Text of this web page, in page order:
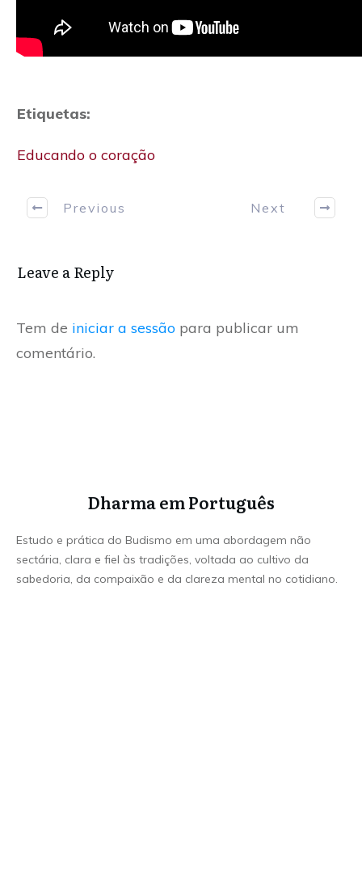
Etiquetas:
Educando o coração
Previous Next
Leave a Reply
Tem de iniciar a sessão para publicar um
comentário.
Dharma em Português
Estudo e prática do Budismo em uma abordagem não
sectária, clara e fiel às tradições, voltada ao cultivo da
sabedoria, da compaixão e da clareza mental no cotidiano.